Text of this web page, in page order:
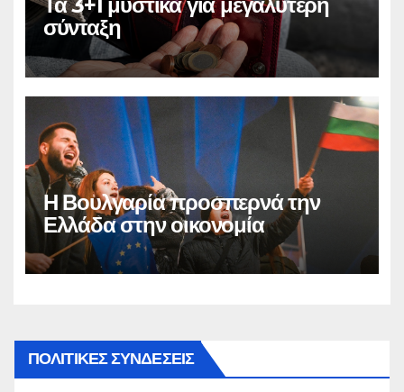
σύνταξη
Η Βουλγαρία προσπερνά την
Ελλάδα στην οικονομία
ΠΟΛΙΤΙΚΕΣ ΣΥΝΔΕΣΕΙΣ